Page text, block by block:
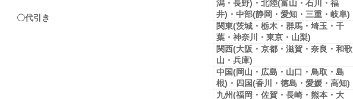
〇代引き
潟・長野)・北陸(富山・石川・福
井)・中部(静岡・愛知・三重・岐阜)
関東(茨城・栃木・群馬・埼玉・千
葉・神奈川・東京・山梨)
関西(大阪・京都・滋賀・奈良・和歌
山・兵庫)
中国(岡山・広島・山口・鳥取・島
根)・四国(香川・徳島・愛媛・高知)
九州(福岡・佐賀・長崎・熊本・大